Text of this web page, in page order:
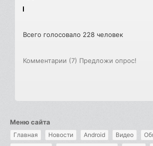
Всего голосовало 228 человек
Комментарии (7) Предложи опрос!
Меню сайта
Главная Новости Android Видео